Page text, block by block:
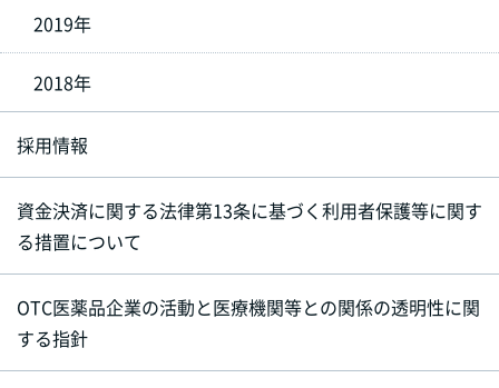
2019年
2018年
採用情報
資金決済に関する法律第13条に基づく利用者保護等に関す
る措置について
OTC医薬品企業の活動と医療機関等との関係の透明性に関
する指針